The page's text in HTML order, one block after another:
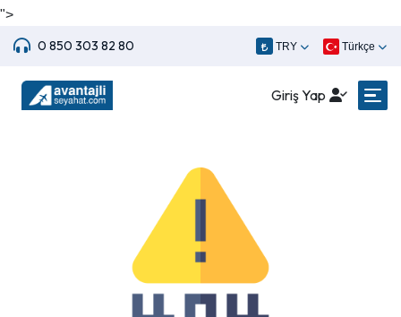
">
0 850 303 82 80 TRY Türkçe
Giriş Yap